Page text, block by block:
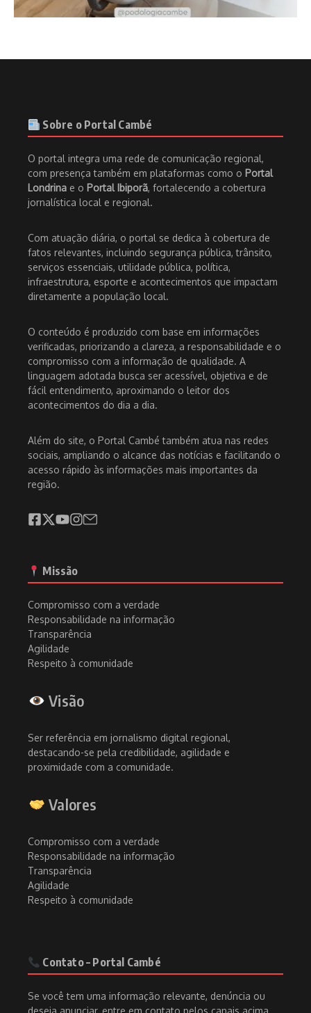
Sobre o Portal Cambé
O portal integra uma rede de comunicação regional,
com presença também em plataformas como o Portal
Londrina e o Portal Ibiporã, fortalecendo a cobertura
jornalística local e regional.
Com atuação diária, o portal se dedica à cobertura de
fatos relevantes, incluindo segurança pública, trânsito,
serviços essenciais, utilidade pública, política,
infraestrutura, esporte e acontecimentos que impactam
diretamente a população local.
O conteúdo é produzido com base em informações
verificadas, priorizando a clareza, a responsabilidade e o
compromisso com a informação de qualidade. A
linguagem adotada busca ser acessível, objetiva e de
fácil entendimento, aproximando o leitor dos
acontecimentos do dia a dia.
Além do site, o Portal Cambé também atua nas redes
sociais, ampliando o alcance das notícias e facilitando o
acesso rápido às informações mais importantes da
região.
Missão
Compromisso com a verdade
Responsabilidade na informação
Transparência
Agilidade
Respeito à comunidade
Visão
Ser referência em jornalismo digital regional,
destacando-se pela credibilidade, agilidade e
proximidade com a comunidade.
Valores
Compromisso com a verdade
Responsabilidade na informação
Transparência
Agilidade
Respeito à comunidade
Contato – Portal Cambé
Se você tem uma informação relevante, denúncia ou